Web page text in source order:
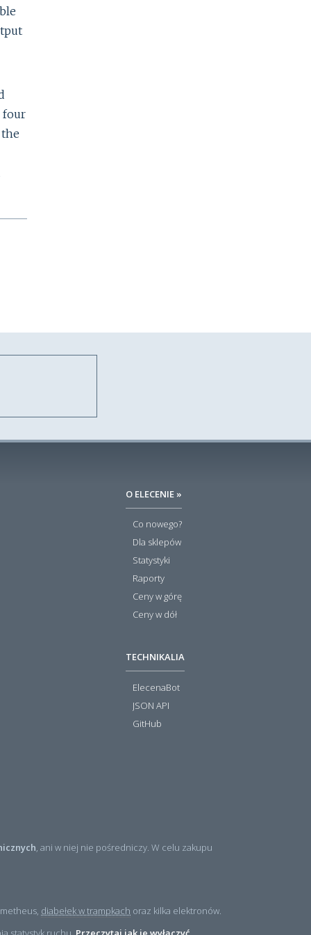
four
O ELECENIE »
Co nowego?
Dla sklepów
Statystyki
Raporty
Ceny w górę
Ceny w dół
TECHNIKALIA
ElecenaBot
JSON API
GitHub
, ani w niej nie pośredniczy. W celu zakupu
diabełek w trampkach oraz kilka elektronów.